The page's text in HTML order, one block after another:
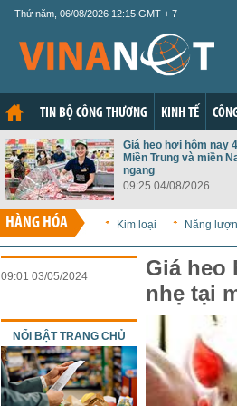
Thứ năm, 06/08/2026 12:15 GMT + 7
TIN BỘ CÔNG THƯƠNG KINH TẾ
Giá heo hơi hôm nay
Miền Trung và miền
ngang
09:25 04/08/2026
HÀNG HÓA Kim loại Năng
Giá heo
nhẹ tại
09:01 03/05/2024
NỔI BẬT TRANG CHỦ